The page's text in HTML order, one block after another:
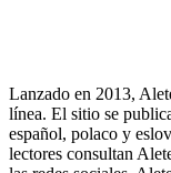
Lanzado en 2013,
línea. El sitio se
español, polaco y
lectores consultan